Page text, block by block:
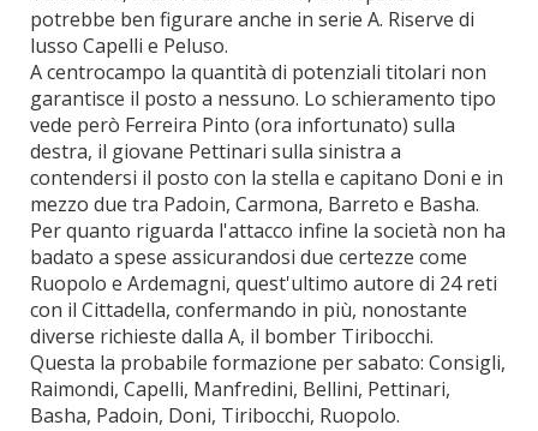
potrebbe ben figurare anche in serie A. Riserve di
lusso Capelli e Peluso.
A centrocampo la quantità di potenziali titolari non
garantisce il posto a nessuno. Lo schieramento tipo
vede però Ferreira Pinto (ora infortunato) sulla
destra, il giovane Pettinari sulla sinistra a
contendersi il posto con la stella e capitano Doni e in
mezzo due tra Padoin, Carmona, Barreto e Basha.
Per quanto riguarda l'attacco infine la società non ha
badato a spese assicurandosi due certezze come
Ruopolo e Ardemagni, quest'ultimo autore di 24 reti
con il Cittadella, confermando in più, nonostante
diverse richieste dalla A, il bomber Tiribocchi.
Questa la probabile formazione per sabato: Consigli,
Raimondi, Capelli, Manfredini, Bellini, Pettinari,
Basha, Padoin, Doni, Tiribocchi, Ruopolo.